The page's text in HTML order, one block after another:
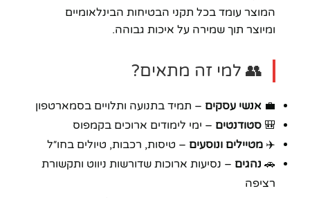
המוצר עומד בכל תקני הבטיחות הבינלאומיים
ומיוצר תוך שמירה על איכות גבוהה.
👥 למי זה מתאים?
💼 אנשי עסקים – תמיד בתנועה ותלויים בסמארטפון
🎒 סטודנטים – ימי לימודים ארוכים בקמפוס
✈️ מטיילים ונוסעים – טיסות, רכבות, טיולים בחו״ל
🚗 נהגים – נסיעות ארוכות שדורשות ניווט ותקשורת
רציפה